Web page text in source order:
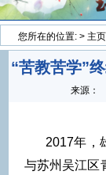
您所在的位置: > 主页
“苦教苦学”
来源：
2017年，雄
与苏州吴江区